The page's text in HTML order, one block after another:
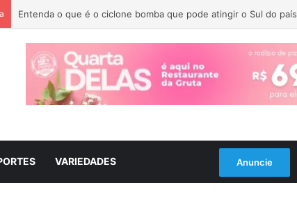
Entenda o que é o ciclone bomba que pode atingir o Sul do país
VARIEDADES Anuncie